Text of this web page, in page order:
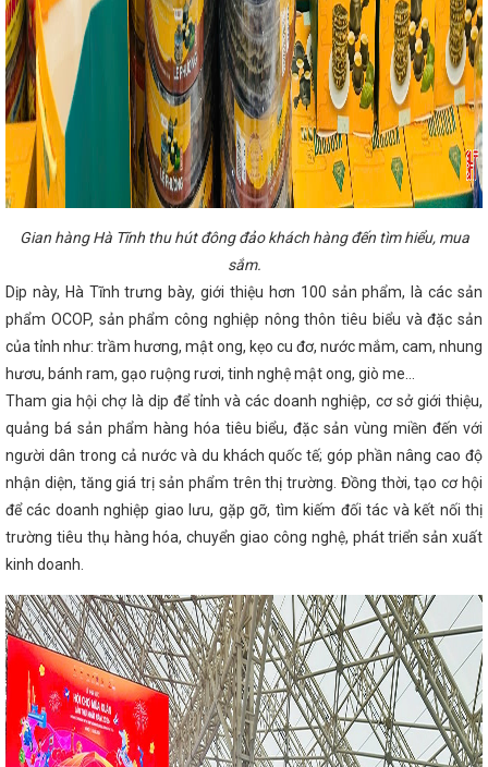
chung không khí “Ngày hội tòng quân” của cả nước,
Hà Tĩnh lên đường thực hiện nghĩa vụ quân sự và
ương Đảng, Quyền Bộ trưởng Bộ Công Thương
hội khóa XVI tại Hải Phòng
HỘI NGHỊ GIỮA
ĐỐC SỞ CÔNG THƯƠNG CÁC TỈNH, THÀNH
Tiêu điểm 10 sự kiện nổi bật ngành Công
bày, giới thiệu, quảng bá, kết nối xúc tiến thương
- Nhịp cầu Xuyên Á - Quảng Trị năm 2024 và
các nhà cung cấp khu vực Bắc Trung Bộ và các
trung nguồn lực trình Quốc hội thông qua Luật sửa
dụng năng lượng tiết kiệm và hiệu quả vào tháng
cung ứng xăng dầu, khí trên địa bàn tỉnh Hà Tĩnh
CĐN Công Thương: Sôi nổi các hoạt động
Công đoàn Văn phòng Sở Công Thương tổ chức
công đoàn
Triển lãm trực tuyến sản phẩm
OCOP Hà Tĩnh năm 2024
Có gì tại Lễ hội Cam
lần thứ 5?
Không gian mới, diện mạo mới
nông nghiệp, sản phẩm OCOP, sản phẩm công
chủ lực của tỉnh năm 2024
Công đoàn Công
viên khó khăn
Bộ Công Thương làm việc về
ty cổ phần Giải pháp năng lượng Vines Hà
và tăng cường quảng bá du lịch chùa Hương Tích
xuất ô tô điện VinFast tại Hà Tĩnh
Công tác đối
hội trong thời kỳ mới
Tình hình sản xuất công
năm 2025
Đoàn công tác tỉnh Hà Tĩnh làm
Nội - Nghệ Tĩnh tại Đức
Đảng ủy Sở Công
điểm tập thể năm 2024
NGHIỆP HÀ TĨNH LẤY LẠI ĐÀ TĂNG TRƯỞNG
Thế Dũng dự Đại hội Đảng bộ phường Trần Phú
Giờ Trái đất năm 2026
Đoàn đại biểu Đảng bộ
Bác trước thềm đại hội
CĐN Công Thương Hà
động công đoàn năm 2024, triển khai nhiệm vụ
thứ 2 BCH TƯ Đảng khóa XIV: Thống nhất cao về
hoạch Triển khai các hoạt động kỷ niệm ngày
năm 2023
Tắt đèn hưởng ứng Giờ Trái đất lan
lai xanh”
Sở Công Thương chúc mừng các
Gian hàng Hà Tĩnh thu hút đông đảo khách hàng đến tìm hiểu, mua
sắm.
Dịp này, Hà Tĩnh trưng bày, giới thiệu hơn 100 sản phẩm, là các sản
phẩm OCOP, sản phẩm công nghiệp nông thôn tiêu biểu và đặc sản
của tỉnh như: trầm hương, mật ong, kẹo cu đơ, nước mắm, cam, nhung
hươu, bánh ram, gạo ruộng rươi, tinh nghệ mật ong, giò me…
Tham gia hội chợ là dịp để tỉnh và các doanh nghiệp, cơ sở giới thiệu,
quảng bá sản phẩm hàng hóa tiêu biểu, đặc sản vùng miền đến với
người dân trong cả nước và du khách quốc tế; góp phần nâng cao độ
nhận diện, tăng giá trị sản phẩm trên thị trường. Đồng thời, tạo cơ hội
để các doanh nghiệp giao lưu, gặp gỡ, tìm kiếm đối tác và kết nối thị
trường tiêu thụ hàng hóa, chuyển giao công nghệ, phát triển sản xuất
kinh doanh.